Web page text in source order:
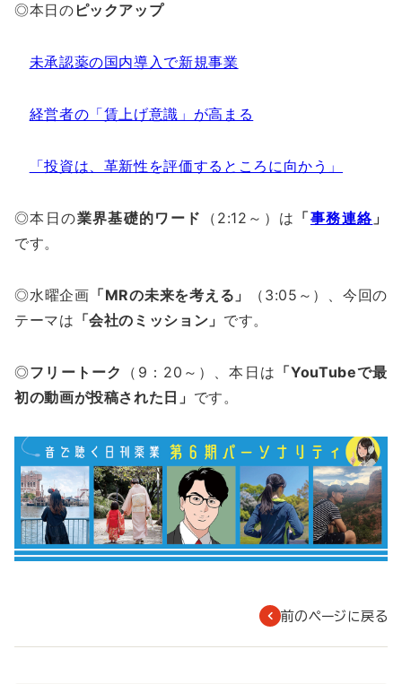
◎本日の ピックアップ
未承認薬の国内導入で新規事業
経営者の「賃上げ意識」が高まる
「投資は、革新性を評価するところに向かう」
◎本日の業界基礎的ワード （2:12～）は 「事務連絡 」
です。
◎水曜企画 「MRの未来を考える」
（3:05～）、今回の
テーマは 「会社のミッション」 です。
◎フリートーク （9：20～）、本日は 「YouTubeで最
初の動画が投稿された日」 です。
前のページに戻る